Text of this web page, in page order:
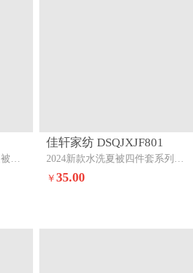
2024新款A类凉感丝抗菌夏被撞色-抹茶绿+黄
佳轩家纺 DSQJXJF801
2024新款水洗夏被四件套系列流光幻影
￥ 35.00